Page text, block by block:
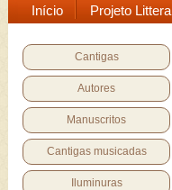
Início Projeto Littera
Cantigas
Autores
Manuscritos
Cantigas musicadas
Iluminuras